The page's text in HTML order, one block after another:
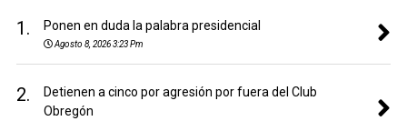
1. Ponen en duda la palabra presidencial
Agosto 8, 2026 3:23 Pm
2.
Detienen a cinco por agresión por fuera del Club
Obregón